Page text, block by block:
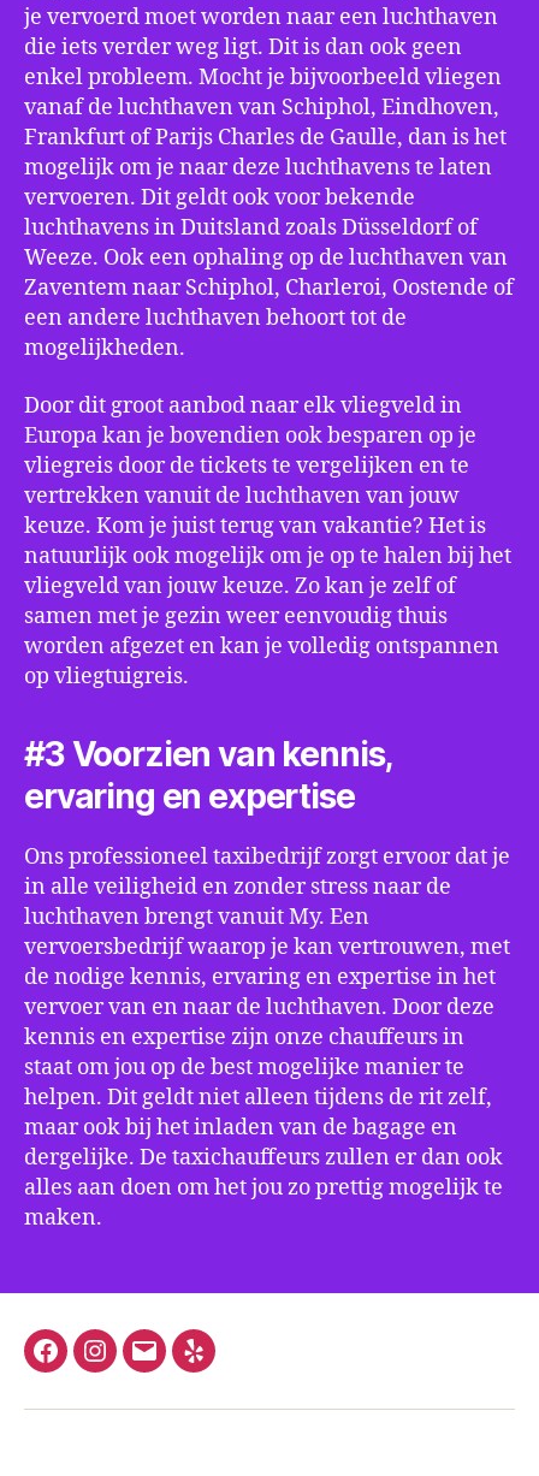
je vervoerd moet worden naar een luchthaven
die iets verder weg ligt. Dit is dan ook geen
enkel probleem. Mocht je bijvoorbeeld vliegen
vanaf de luchthaven van Schiphol, Eindhoven,
Frankfurt of Parijs Charles de Gaulle, dan is het
mogelijk om je naar deze luchthavens te laten
vervoeren. Dit geldt ook voor bekende
luchthavens in Duitsland zoals Düsseldorf of
Weeze. Ook een ophaling op de luchthaven van
Zaventem naar Schiphol, Charleroi, Oostende of
een andere luchthaven behoort tot de
mogelijkheden.
Door dit groot aanbod naar elk vliegveld in
Europa kan je bovendien ook besparen op je
vliegreis door de tickets te vergelijken en te
vertrekken vanuit de luchthaven van jouw
keuze. Kom je juist terug van vakantie? Het is
natuurlijk ook mogelijk om je op te halen bij het
vliegveld van jouw keuze. Zo kan je zelf of
samen met je gezin weer eenvoudig thuis
worden afgezet en kan je volledig ontspannen
op vliegtuigreis.
#3 Voorzien van kennis,
ervaring en expertise
Ons professioneel taxibedrijf zorgt ervoor dat je
in alle veiligheid en zonder stress naar de
luchthaven brengt vanuit My. Een
vervoersbedrijf waarop je kan vertrouwen, met
de nodige kennis, ervaring en expertise in het
vervoer van en naar de luchthaven. Door deze
kennis en expertise zijn onze chauffeurs in
staat om jou op de best mogelijke manier te
helpen. Dit geldt niet alleen tijdens de rit zelf,
maar ook bij het inladen van de bagage en
dergelijke. De taxichauffeurs zullen er dan ook
alles aan doen om het jou zo prettig mogelijk te
maken.
FacebookInstagram
E-
Yelp